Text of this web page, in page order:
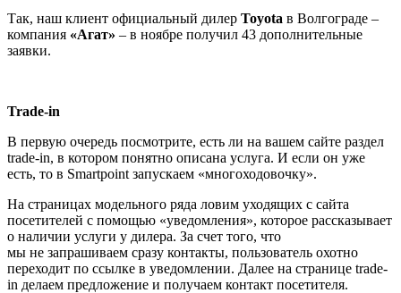
Так, наш клиент официальный дилер Toyota в Волгограде –
компания «Агат» – в ноябре получил 43 дополнительные
заявки.
Trade-in
В первую очередь посмотрите, есть ли на вашем сайте раздел
trade-in, в котором понятно описана услуга. И если он уже
есть, то в Smartpoint запускаем «многоходовочку».
На страницах модельного ряда ловим уходящих с сайта
посетителей с помощью «уведомления», которое рассказывает
о наличии услуги у дилера. За счет того, что
мы не запрашиваем сразу контакты, пользователь охотно
переходит по ссылке в уведомлении. Далее на странице trade-
in делаем предложение и получаем контакт посетителя.